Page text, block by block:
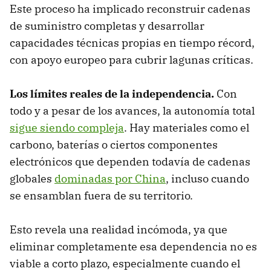
Este proceso ha implicado reconstruir cadenas
de suministro completas y desarrollar
capacidades técnicas propias en tiempo récord,
con apoyo europeo para cubrir lagunas críticas.
Los límites reales de la independencia. Con
todo y a pesar de los avances, la autonomía total
sigue siendo compleja. Hay materiales como el
carbono, baterías o ciertos componentes
electrónicos que dependen todavía de cadenas
globales dominadas por China, incluso cuando
se ensamblan fuera de su territorio.
Esto revela una realidad incómoda, ya que
eliminar completamente esa dependencia no es
viable a corto plazo, especialmente cuando el